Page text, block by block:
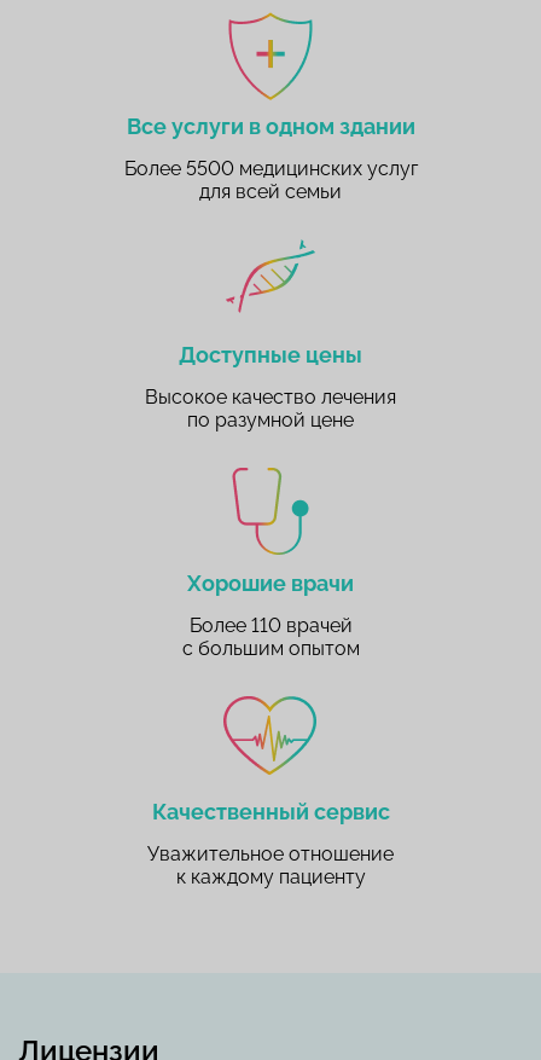
Все услуги в одном здании
Более 5500 медицинских услуг
для всей семьи
Доступные цены
Высокое качество лечения
по разумной цене
Хорошие врачи
Более 110 врачей
с большим опытом
Качественный сервис
Уважительное отношение
к каждому пациенту
Лицензии